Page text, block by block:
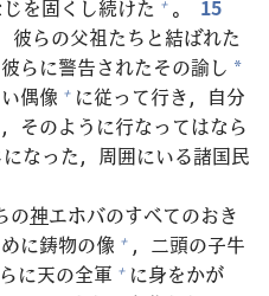
を固くし続けた 。
15
彼らの父祖たちと結ばれた
彼らに警告されたその諭し *
偶像 + に従って行き， 自分
，そのように行なってはなら
なった， 周囲にいる諸国民
の神エホバのすべてのおき
に鋳物の像 + ， 二頭の子牛
に天の全軍 + に身をかが